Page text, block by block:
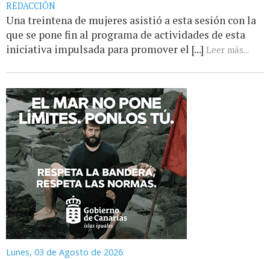
REDACCIÓN
Una treintena de mujeres asistió a esta sesión con la
que se pone fin al programa de actividades de esta
iniciativa impulsada para promover el [...] Leer más...
Lunes, 03 de Agosto de 2026